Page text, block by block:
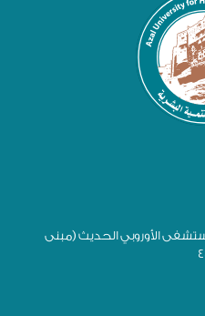
الأوروبي الحديث (مبنى